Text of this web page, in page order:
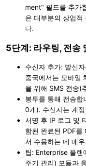
ment" 필드를 추가
은 대부분의 상업적
다.
5단계: 라우팅, 전송
수신자 추가: 발신
중국에서는 모바일
을 위해 SMS 전송(
봉투를 통해 전송
0개). 수신자는 계
서명 후 IP 로그 및
함된 완료된 PDF를
서 수용하는 데 매
팁: Enterprise 플랜
주기 관리) 모듈과